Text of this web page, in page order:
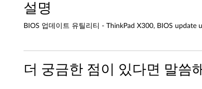
k
a
d
설명
BIOS 업데이트 유틸리티 - ThinkPad X300, BIOS update
더 궁금한 점이 있다면 말씀